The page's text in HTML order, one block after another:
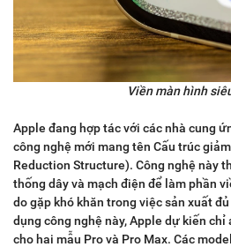
Viền màn hình
Apple đang hợp tác với các nhà cung
công nghệ mới mang tên Cấu trúc
Reduction Structure). Công nghệ này
thống dây và mạch điện để làm phần
do gặp khó khăn trong việc sản xuất
dụng công nghệ này, Apple dự kiến chỉ
cho hai mẫu Pro và Pro Max. Các